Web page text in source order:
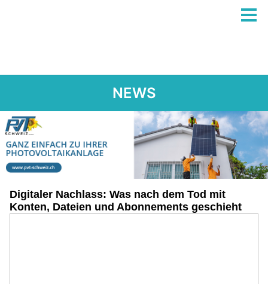
NEWS
Digitaler Nachlass: Was nach dem Tod mit
Konten, Dateien und Abonnements geschieht